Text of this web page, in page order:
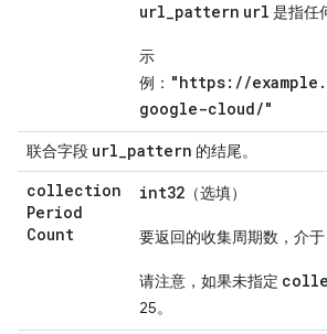
url_pattern url 是指任
示
例： "https://
google-cloud/"
联合字段 url_pattern 的结尾。
collection
Period
Count
int32 （选填）
要返回的收集周期数，介
请注意，如果未指定
25。